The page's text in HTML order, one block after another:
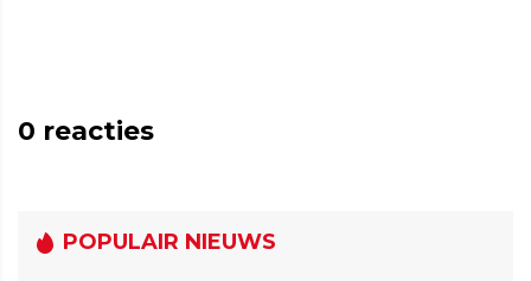
0 reacties
POPULAIR NIEUWS